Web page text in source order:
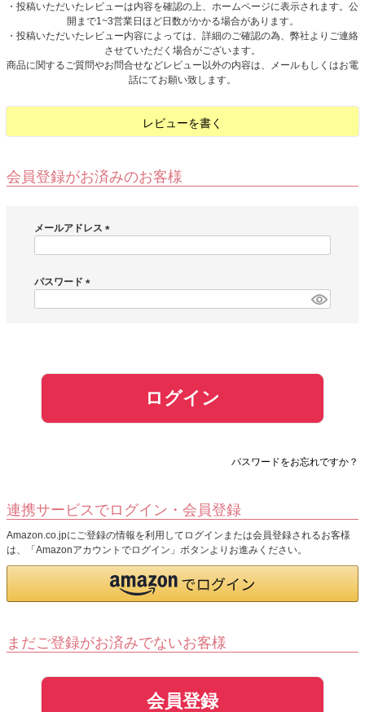
会社概要
お客様へのお知
・投稿いただいたレビューは内容を確認の上、ホームページに表示されます。公
開まで1~3営業日ほど日数がかかる場合があります。
・投稿いただいたレビュー内容によっては、詳細のご確認の為、弊社よりご連絡
させていただく場合がございます。
商品に関するご質問やお問合せなどレビュー以外の内容は、メールもしくはお電
話にてお願い致します。
レビューを書く
会員登録がお済みのお客様
メールアドレス
)
パスワード
ログイン
パスワードをお忘れですか？
連携サービスでログイン・会員登録
Amazon.co.jpにご登録の情報を利用してログインまたは会員登録されるお客様
は、「Amazonアカウントでログイン」ボタンよりお進みください。
まだご登録がお済みでないお客様
会員登録